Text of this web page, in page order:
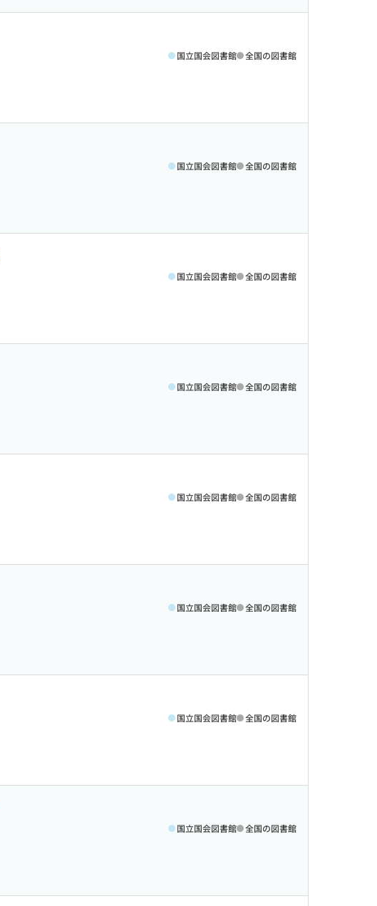
国立国会図書館 全国の図書館
国立国会図書館 全国の図書館
国立国会図書館 全国の図書館
国立国会図書館 全国の図書館
国立国会図書館 全国の図書館
国立国会図書館 全国の図書館
国立国会図書館 全国の図書館
国立国会図書館 全国の図書館